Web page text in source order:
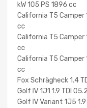
kW 105 PS 1896 cc
California T5 Camper
cc
California T5 Camper
cc
California T5 Camper
cc
Fox Schrägheck 1.4
Golf IV 1J1 1.9 TDI
Golf IV Variant 1J5